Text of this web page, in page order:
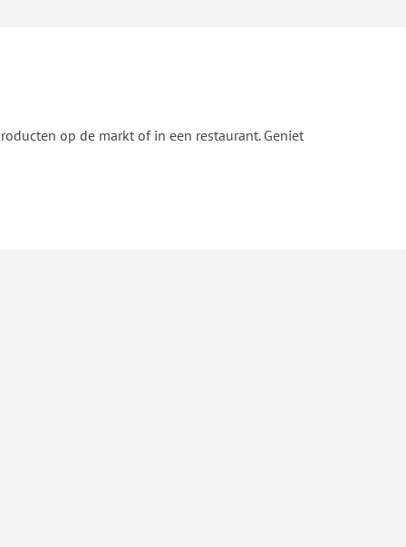
op de markt of in een restaurant. Geniet